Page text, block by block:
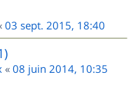
03 sept. 2015, 18:40
« 08 juin 2014, 10:35